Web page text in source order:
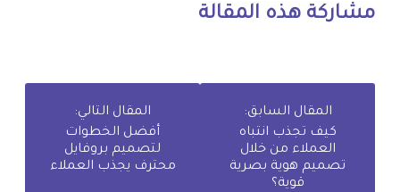
مشاركة هذه المقالة
المقال السابق:
كيف تجذب انتباه
العملاء من خلال
تصميم هوية بصرية
قوية؟
المقال التالي:
أفضل الخطوات
لتصميم بروفايل
محترف يجذب العملاء